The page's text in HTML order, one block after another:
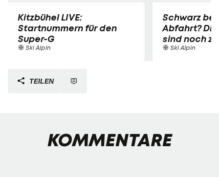
Kitzbühel LIVE:
Startnummern für den
Super-G
Ski Alpin
Schwarz
Abfahrt?
sind noch
Ski Alpin
TEILEN
KOMMENTARE